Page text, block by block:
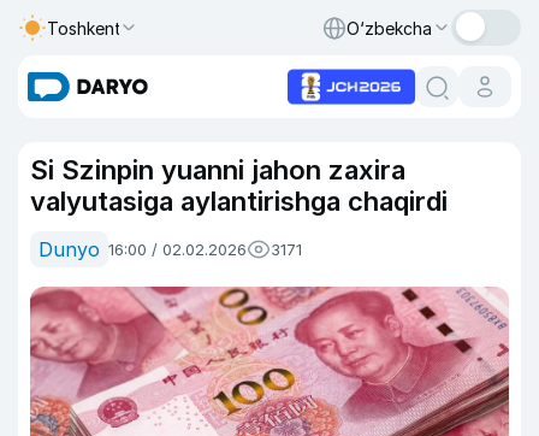
Toshkent O‘zbekcha
Si Szinpin yuanni jahon zaxira
valyutasiga aylantirishga chaqirdi
Dunyo 16:00 / 02.02.2026 3171